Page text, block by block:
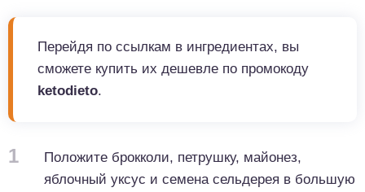
Перейдя по ссылкам в ингредиентах, вы
сможете купить их дешевле по промокоду
ketodieto.
1
Положите брокколи, петрушку, майонез,
яблочный уксус и семена сельдерея в большую